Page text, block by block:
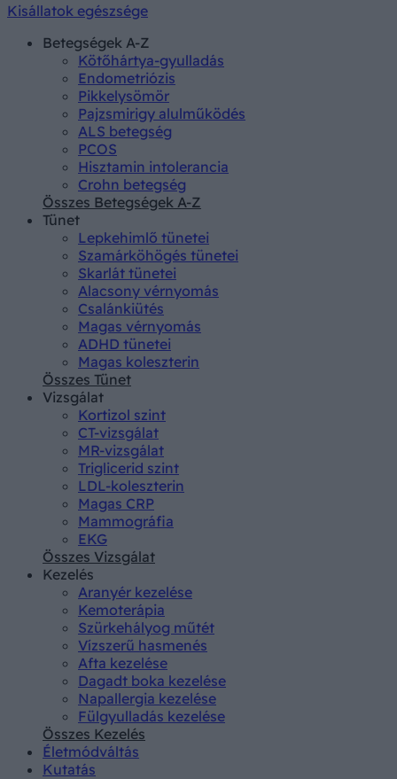
Kisállatok egészsége
Betegségek A-Z
Kötőhártya-gyulladás
Endometriózis
Pikkelysömör
Pajzsmirigy alulműködés
ALS betegség
PCOS
Hisztamin intolerancia
Crohn betegség
Összes Betegségek A-Z
Tünet
Lepkehimlő tünetei
Szamárköhögés tünetei
Skarlát tünetei
Alacsony vérnyomás
Csalánkiütés
Magas vérnyomás
ADHD tünetei
Magas koleszterin
Összes Tünet
Vizsgálat
Kortizol szint
CT-vizsgálat
MR-vizsgálat
Triglicerid szint
LDL-koleszterin
Magas CRP
Mammográfia
EKG
Összes Vizsgálat
Kezelés
Aranyér kezelése
Kemoterápia
Szürkehályog műtét
Vízszerű hasmenés
Afta kezelése
Dagadt boka kezelése
Napallergia kezelése
Fülgyulladás kezelése
Összes Kezelés
Életmódváltás
Kutatás